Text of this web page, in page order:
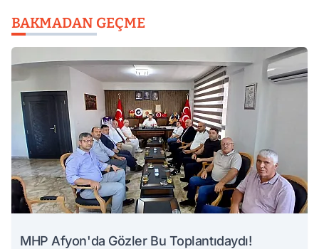
BAKMADAN GEÇME
MHP Afyon'da Gözler Bu Toplantıdaydı!